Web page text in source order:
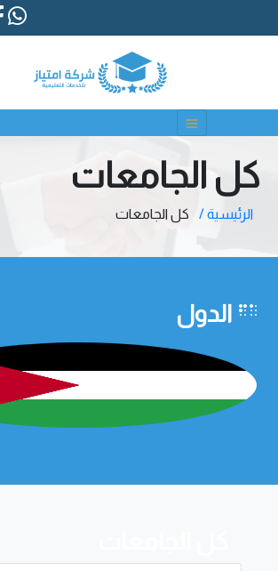
كل الجامعات
الرئيسية / كل الجامعات
الدول